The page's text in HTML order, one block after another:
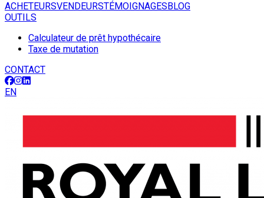
ACHETEURSVENDEURSTÉMOIGNAGESBLOG
OUTILS
Calculateur de prêt hypothécaire
Taxe de mutation
CONTACT
EN